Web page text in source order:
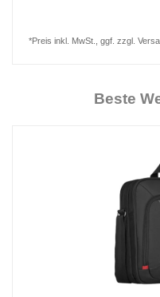
*Preis inkl. MwSt., ggf. zzgl.
Beste